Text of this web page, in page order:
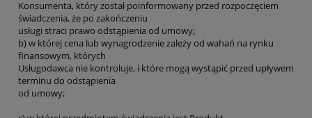
Konsumenta, który został poinformowany przed rozpoczęciem
świadczenia, że po zakończeniu
usługi straci prawo odstąpienia od umowy;
b) w której cena lub wynagrodzenie zależy od wahań na rynku
finansowym, których
Usługodawca nie kontroluje, i które mogą wystąpić przed upływem
terminu do odstąpienia
od umowy;